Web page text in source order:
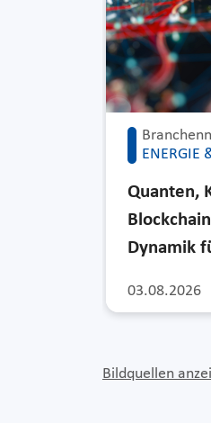
ENERGIE
03.08.2026
Quanten,
Dynamik
Bildquellen